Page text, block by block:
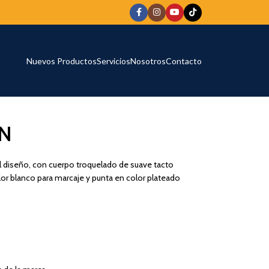
Nuevos ProductosServiciosNosotrosContacto
con cuerpo troquelado de suave tacto
blanco para marcaje y punta en color plateado